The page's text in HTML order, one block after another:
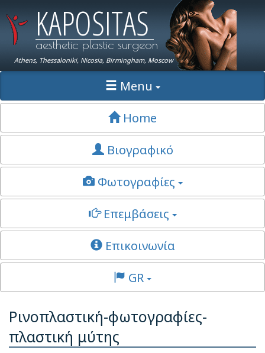
KAPOSITAS
aesthetic plastic surgeon
Athens, Thessaloniki, Nicosia, Birmingham, Moscow
Menu
Home
Βιογραφικό
Φωτογραφίες
Επεμβάσεις
Επικοινωνία
GR
Ρινοπλαστική-φωτογραφίες-
πλαστική μύτης